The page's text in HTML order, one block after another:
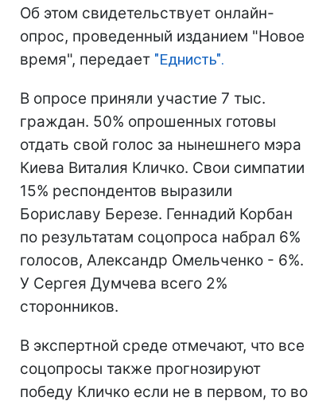
Об этом свидетельствует онлайн-
опрос, проведенный изданием "Новое
время", передает "Еднисть".
В опросе приняли участие 7 тыс.
граждан. 50% опрошенных готовы
отдать свой голос за нынешнего мэра
Киева Виталия Кличко. Свои симпатии
15% респондентов выразили
Бориславу Березе. Геннадий Корбан
по результатам соцопроса набрал 6%
голосов, Александр Омельченко - 6%.
У Сергея Думчева всего 2%
сторонников.
В экспертной среде отмечают, что все
соцопросы также прогнозируют
победу Кличко если не в первом, то во